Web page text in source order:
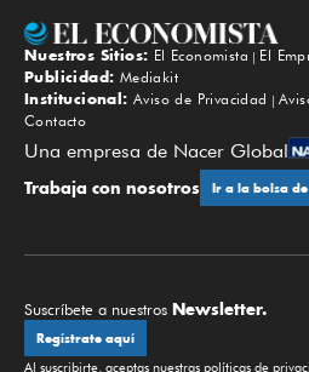
Nuestros Sitios: El Economista El
Publicidad: Mediakit
Institucional: Aviso de Privacidad
Contacto
Una empresa de Nacer Global
Trabaja con nosotros Ir a la bolsa
Suscríbete a nuestros Newsletter.
Regístrate aquí
Al suscribirte, aceptas nuestras políticas de